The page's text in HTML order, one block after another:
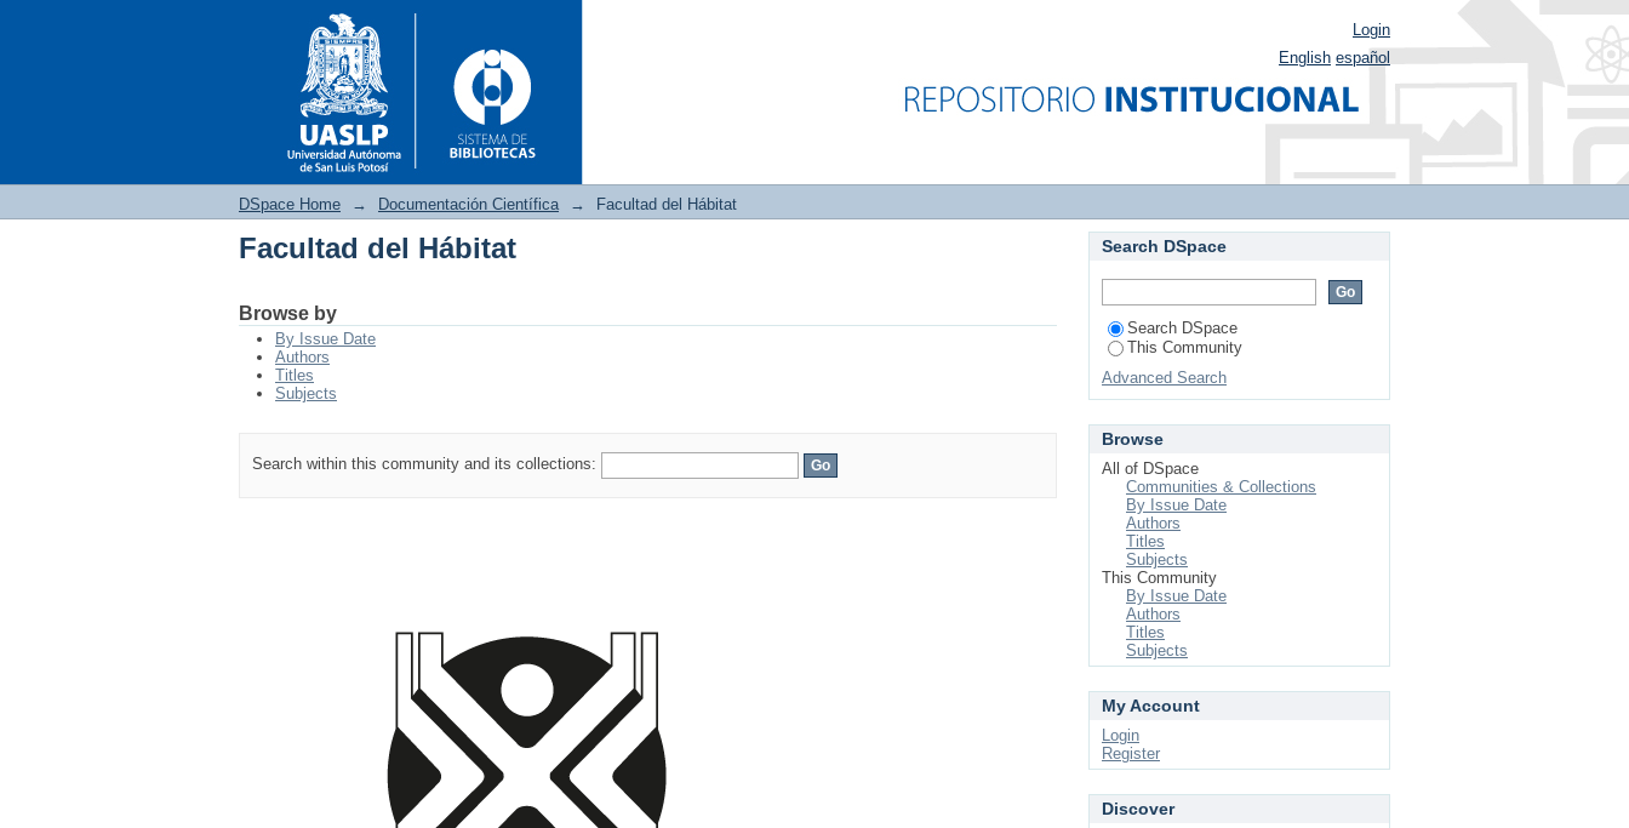
Login
English español
DSpace Home → Documentación Científica → Facultad del Hábitat
Facultad del Hábitat
Browse by
By Issue Date
Authors
Titles
Subjects
Search within this community and its collections:
Search DSpace
Search DSpace
This Community
Advanced Search
Browse
All of DSpace
Communities & Collections
By Issue Date
Authors
Titles
Subjects
This Community
By Issue Date
Authors
Titles
Subjects
My Account
Login
Register
Discover